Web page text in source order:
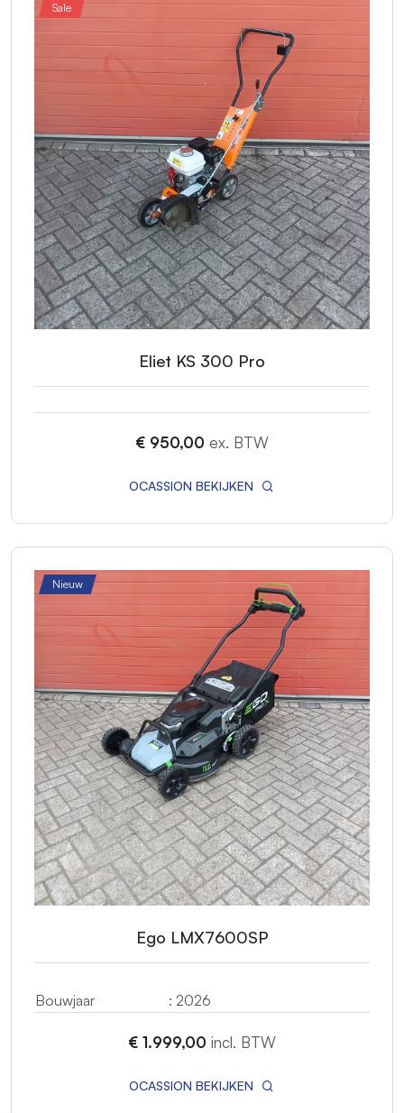
Sale
Eliet KS 300 Pro
€ 950,00 ex. BTW
OCASSION BEKIJKEN
Nieuw
Ego LMX7600SP
Bouwjaar : 2026
€ 1.999,00 incl. BTW
OCASSION BEKIJKEN